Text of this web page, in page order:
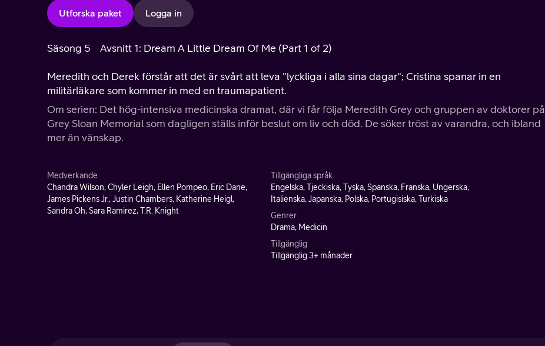
Utforska paket Logga in
Säsong 5 Avsnitt 1: Dream A Little Dream Of Me (Part 1 of 2)
Meredith och Derek förstår att det är svårt att leva "lyckliga i alla sina dagar"; Cristina spanar in en
militärläkare som kommer in med en traumapatient.
Om serien: Det hög-intensiva medicinska dramat, där vi får följa Meredith Grey och gruppen av doktorer på
Grey Sloan Memorial som dagligen ställs inför beslut om liv och död. De söker tröst av varandra, och ibland
mer än vänskap.
Medverkande
Chandra Wilson, Chyler Leigh, Ellen Pompeo, Eric Dane,
James Pickens Jr., Justin Chambers, Katherine Heigl,
Sandra Oh, Sara Ramirez, T.R. Knight
Tillgängliga språk
Engelska, Tjeckiska, Tyska, Spanska, Franska, Ungerska,
Italienska, Japanska, Polska, Portugisiska, Turkiska
Genrer
Drama, Medicin
Tillgänglig
Tillgänglig 3+ månader